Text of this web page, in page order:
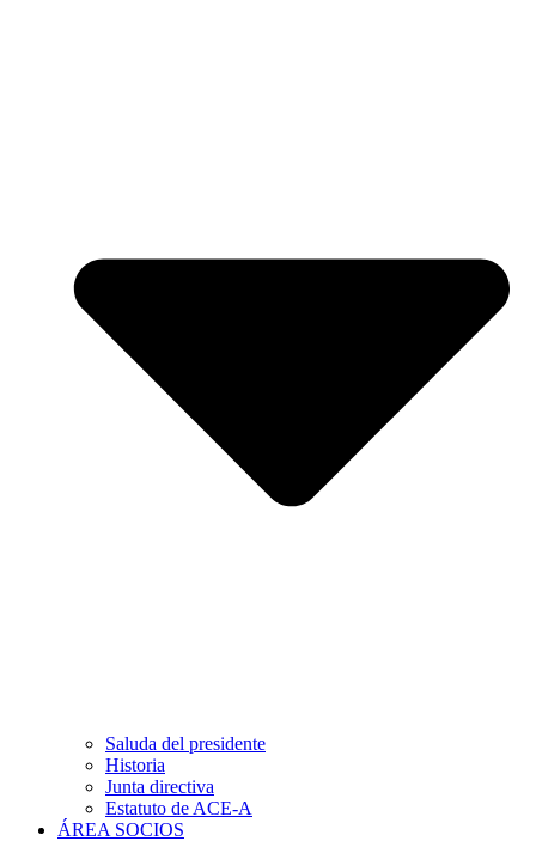
Saluda del presidente
Historia
Junta directiva
Estatuto de ACE-A
ÁREA SOCIOS